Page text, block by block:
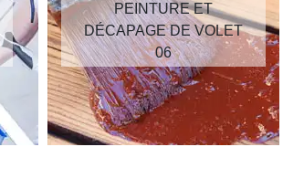
PEINTURE ET
DÉCAPAGE DE VOLET
06